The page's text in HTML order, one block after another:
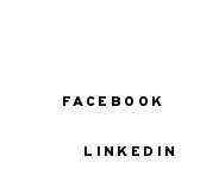
FACEBOOK
LINKEDIN